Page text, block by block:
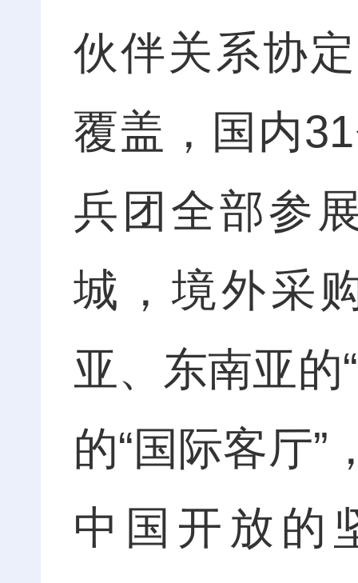
伙伴关系协
覆盖，国内
兵团全部参
城，境外采
亚、东南亚的
的“国际客厅
中国开放的